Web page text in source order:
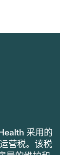
采用的
营税。该税